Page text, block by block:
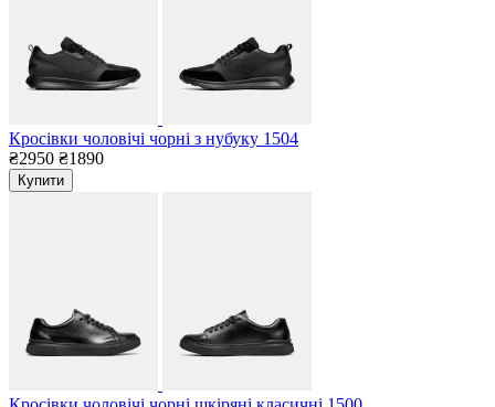
Кросівки чоловічі чорні з нубуку 1504
₴2950 ₴1890
Купити